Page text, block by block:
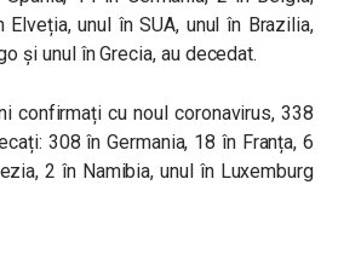
Elveția, unul în SUA, unul în Brazilia,
și unul în Grecia, au decedat.
confirmați cu noul coronavirus, 338
308 în Germania, 18 în Franța, 6
2 în Namibia, unul în Luxemburg